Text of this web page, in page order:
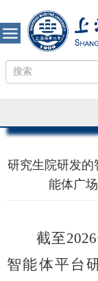
研究生院研发的
能体广
截至
智能体平台